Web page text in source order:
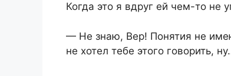
Когда это я вдруг ей чем-то не
— Не знаю, Вер! Понятия не
не хотел тебе этого говорить,